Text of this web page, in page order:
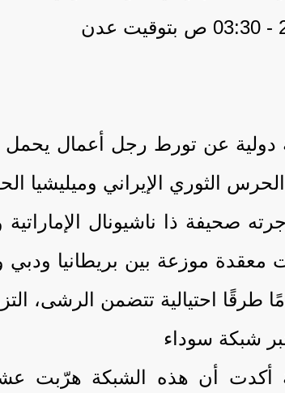
عن تورط رجل أعمال يحمل
الثوري الإيراني وميليشيا
معقدة موزعة بين بريطانيا ودبي
طرقًا احتيالية تتضمن الرشى،
شبكة سوداء
أكدت أن هذه الشبكة هرّبت